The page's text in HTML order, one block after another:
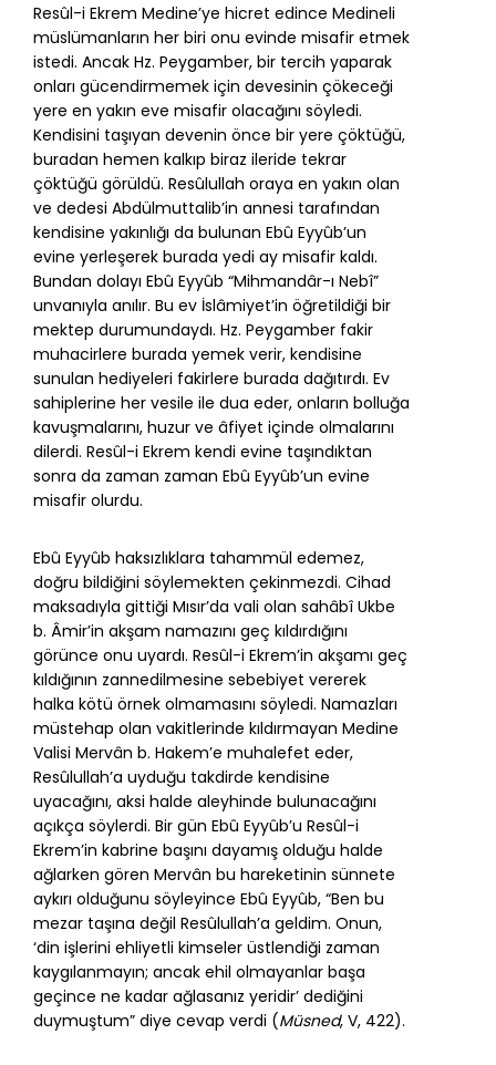
Resûl-i Ekrem Medine’ye hicret edince Medineli
müslümanların her biri onu evinde misafir etmek
istedi. Ancak Hz. Peygamber, bir tercih yaparak
onları gücendirmemek için devesinin çökeceği
yere en yakın eve misafir olacağını söyledi.
Kendisini taşıyan devenin önce bir yere çöktüğü,
buradan hemen kalkıp biraz ileride tekrar
çöktüğü görüldü. Resûlullah oraya en yakın olan
ve dedesi Abdülmuttalib’in annesi tarafından
kendisine yakınlığı da bulunan Ebû Eyyûb’un
evine yerleşerek burada yedi ay misafir kaldı.
Bundan dolayı Ebû Eyyûb “Mihmandâr-ı Nebî”
unvanıyla anılır. Bu ev İslâmiyet’in öğretildiği bir
mektep durumundaydı. Hz. Peygamber fakir
muhacirlere burada yemek verir, kendisine
sunulan hediyeleri fakirlere burada dağıtırdı. Ev
sahiplerine her vesile ile dua eder, onların bolluğa
kavuşmalarını, huzur ve âfiyet içinde olmalarını
dilerdi. Resûl-i Ekrem kendi evine taşındıktan
sonra da zaman zaman Ebû Eyyûb’un evine
misafir olurdu.
Ebû Eyyûb haksızlıklara tahammül edemez,
doğru bildiğini söylemekten çekinmezdi. Cihad
maksadıyla gittiği Mısır’da vali olan sahâbî Ukbe
b. Âmir’in akşam namazını geç kıldırdığını
görünce onu uyardı. Resûl-i Ekrem’in akşamı geç
kıldığının zannedilmesine sebebiyet vererek
halka kötü örnek olmamasını söyledi. Namazları
müstehap olan vakitlerinde kıldırmayan Medine
Valisi Mervân b. Hakem’e muhalefet eder,
Resûlullah’a uyduğu takdirde kendisine
uyacağını, aksi halde aleyhinde bulunacağını
açıkça söylerdi. Bir gün Ebû Eyyûb’u Resûl-i
Ekrem’in kabrine başını dayamış olduğu halde
ağlarken gören Mervân bu hareketinin sünnete
aykırı olduğunu söyleyince Ebû Eyyûb, “Ben bu
mezar taşına değil Resûlullah’a geldim. Onun,
‘din işlerini ehliyetli kimseler üstlendiği zaman
kaygılanmayın; ancak ehil olmayanlar başa
geçince ne kadar ağlasanız yeridir’ dediğini
duymuştum” diye cevap verdi (Müsned, V, 422).